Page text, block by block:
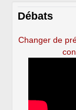
Débats
Changer de